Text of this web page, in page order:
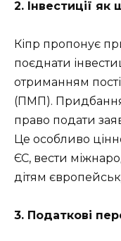
2. Інвестиції
Кіпр пропонує
поєднати
отриманням
(ПМП).
право подати
Це особливо
ЄС, вести
дітям
3. Податкові